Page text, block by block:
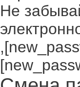
Не